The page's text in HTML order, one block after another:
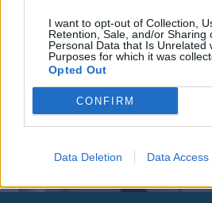
I want to opt-out of Collection,
Retention, Sale, and/or Sharing
Personal Data that Is Unrelated
Purposes for which it was
Opted Out
CONFIRM
Data Deletion Data Access